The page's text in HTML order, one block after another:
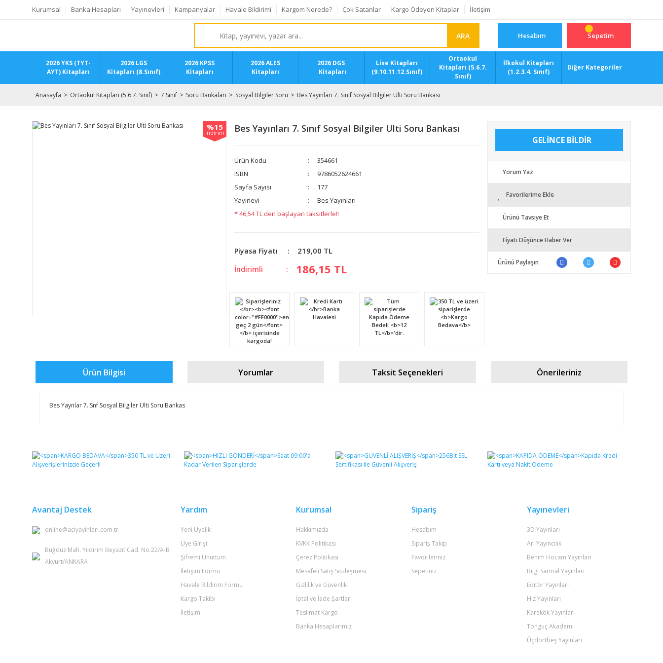
Kurumsal Banka Hesapları Yayınevleri Kampanyalar Havale Bildirimi Kargom Nerede? Çok Satanlar Kargo Ödeyen Kitaplar İletişim
ARA Hesabım Sepetim
2026 YKS (TYT-
AYT) Kitapları
2026 LGS
Kitapları (8.Sınıf)
2026 KPSS
Kitapları
2026 ALES
Kitapları
2026 DGS
Kitapları
Lise Kitapları
(9.10.11.12.Sınıf)
Ortaokul
Kitapları (5.6.7.
Sınıf)
İlkokul Kitapları
(1.2.3.4. Sınıf)
Diğer Kategoriler
Anasayfa Ortaokul Kitapları (5.6.7. Sınıf) 7.Sınıf Soru Bankaları Sosyal Bilgiler Soru Bes Yayınları 7. Sınıf Sosyal Bilgiler Ulti Soru Bankası
%15
indirim Bes Yayınları 7. Sınıf Sosyal Bilgiler Ulti Soru Bankası
Ürün Kodu
354661
ISBN
9786052624661
Sayfa Sayısı
177
Yayınevi
Bes Yayınları
* 46,54 TL den başlayan taksitlerle!!
Piyasa Fiyatı 219,00 TL
İndirimli 186,15 TL
GELİNCE BİLDİR
Yorum Yaz
Favorilerime Ekle
Ürünü Tavsiye Et
Fiyatı Düşünce Haber Ver
Ürünü Paylaşın
Ürün Bilgisi Yorumlar Taksit Seçenekleri Önerileriniz
Bes Yaynlar 7. Snf Sosyal Bilgiler Ulti Soru Bankas
Bu ürüne ilk yorumu siz yapın!
Görüş ve önerileriniz için teşekkür ederiz.
Bu ürüne benzer farklı alternatifler olmalı.
Gönder
Avantaj Destek
online@aciyayinlari.com.tr
Büğdüz Mah. Yıldırım Beyazıt Cad. No:22/A-B
Akyurt/ANKARA
Yardım
Yeni Üyelik
Üye Girişi
Şifremi Unuttum
İletişim Formu
Havale Bildirim Formu
Kargo Takibi
İletişim
Kurumsal
Hakkımızda
KVKK Politikası
Çerez Politikası
Mesafeli Satış Sözleşmesi
Gizlilik ve Güvenlik
İptal ve İade Şartları
Teslimat Kargo
Banka Hesaplarımız
Sipariş
Hesabım
Sipariş Takip
Favorileriniz
Sepetiniz
Yayınevleri
3D Yayınları
Arı Yayıncılık
Benim Hocam Yayınları
Bilgi Sarmal Yayınları
Editör Yayınları
Hız Yayınları
Karekök Yayınları
Tonguç Akademi
Üçdörtbeş Yayınları